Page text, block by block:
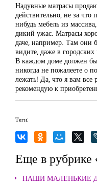
Надувные матрасы
действительно, не за что
нибудь мебель из
дикий ужас. Матрасы
даче, например. Там они
видите, даже в
В каждом доме должен
никогда не пожалеете о
лежать! Да, что я вам все
рекомендую к
Теги:
Еще в рубрике
НАШИ МАЛЕНЬКИЕ